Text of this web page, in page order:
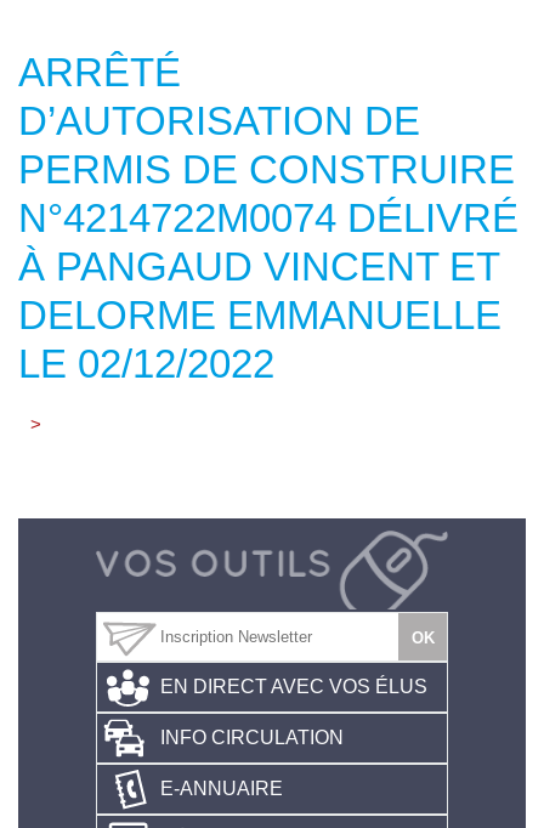
ARRÊTÉ
D’AUTORISATION DE
PERMIS DE CONSTRUIRE
N°4214722M0074 DÉLIVRÉ
À PANGAUD VINCENT ET
DELORME EMMANUELLE
LE 02/12/2022
>
EN DIRECT AVEC VOS ÉLUS
INFO CIRCULATION
E-ANNUAIRE